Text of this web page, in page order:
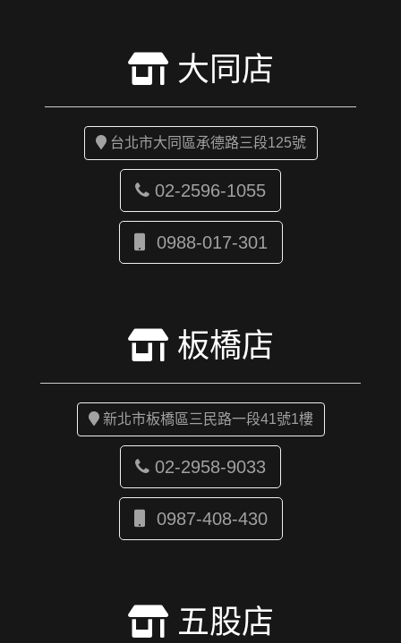
大同店
台北市大同區承德路三段125號
02-2596-1055
0988-017-301
板橋店
新北市板橋區三民路一段41號1樓
02-2958-9033
0987-408-430
五股店